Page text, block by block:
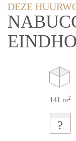
DEZE
141 m2
?